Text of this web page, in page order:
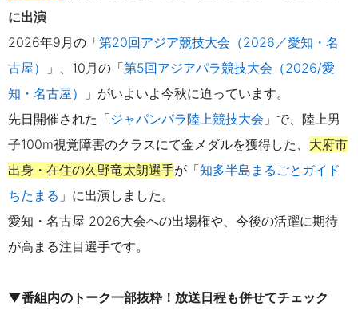
に出演
2026年9月の「第20回アジア競技大会（2026／愛知・名
古屋）
」、10月の 「第5回アジアパラ競技大会（2026/愛
知・名古屋）
」がいよいよ今秋に迫っています。
先日開催された 「ジャパンパラ陸上競技大会 」で、 陸上男
子100m視覚障害のクラスにて金メダルを獲得した、 大府市
出身・在住の久野竜太朗選手が 「知多半島まるごとガイド
ちたまる 」に出演しました。
愛知・名古屋 2026大会への出場権や、今後の活躍に期待
が高まる注目選手です。
▼番組内のトーク一部抜粋！放送日程も併せてチェック